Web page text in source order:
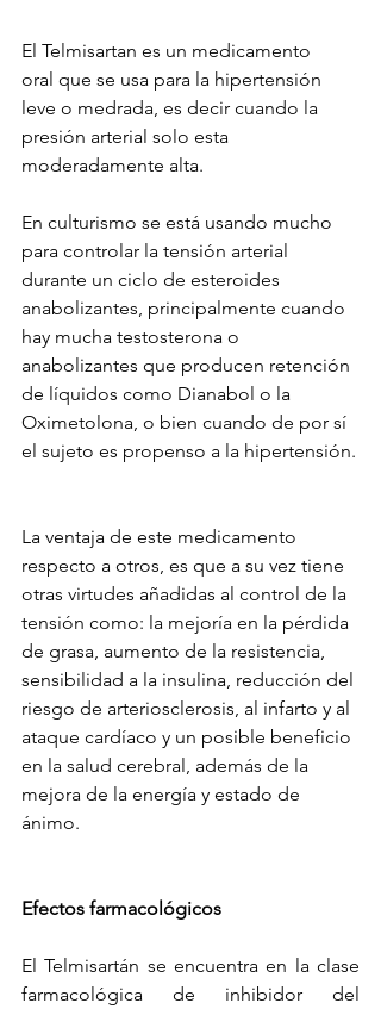
El Telmisartan es un medicamento
oral que se usa para la hipertensión
leve o medrada, es decir cuando la
presión arterial solo esta
moderadamente alta.
En culturismo se está usando mucho
para controlar la tensión arterial
durante un ciclo de esteroides
anabolizantes, principalmente cuando
hay mucha testosterona o
anabolizantes que producen retención
de líquidos como Dianabol o la
Oximetolona, o bien cuando de por sí
el sujeto es propenso a la hipertensión.
La ventaja de este medicamento
respecto a otros, es que a su vez tiene
otras virtudes añadidas al control de la
tensión como: la mejoría en la pérdida
de grasa, aumento de la resistencia,
sensibilidad a la insulina, reducción del
riesgo de arteriosclerosis, al infarto y al
ataque cardíaco y un posible beneficio
en la salud cerebral, además de la
mejora de la energía y estado de
ánimo.
Efectos farmacológicos
El Telmisartán se encuentra en la clase
farmacológica de inhibidor del